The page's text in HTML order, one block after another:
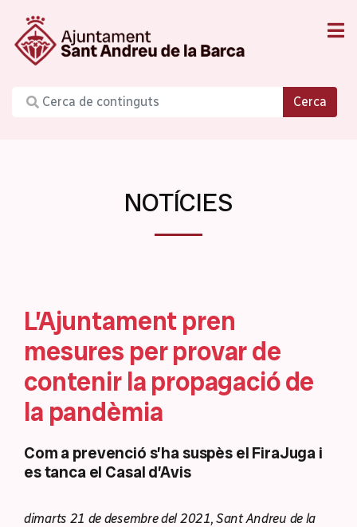
Cerca
NOTÍCIES
L’Ajuntament pren
mesures per provar de
contenir la propagació de
la pandèmia
Com a prevenció s’ha suspès el FiraJuga i
es tanca el Casal d’Avis
dimarts 21 de desembre del 2021, Sant Andreu de la